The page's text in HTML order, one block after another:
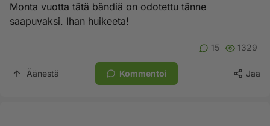
Monta vuotta tätä bändiä on odotettu tänne
saapuvaksi. Ihan huikeeta!
15 1329
Äänestä Kommentoi Jaa